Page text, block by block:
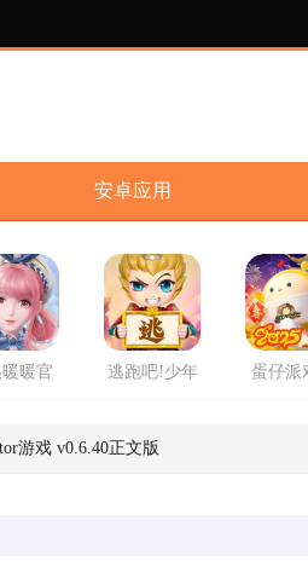
安卓应用
暖官
逃跑吧!少年
蛋仔派
游戏 v0.6.40正文版